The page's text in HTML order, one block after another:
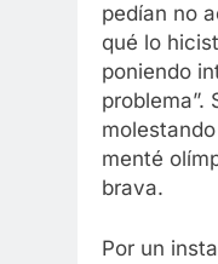
pedían no
qué lo
poniendo
problema”.
menté
brava.
Por un